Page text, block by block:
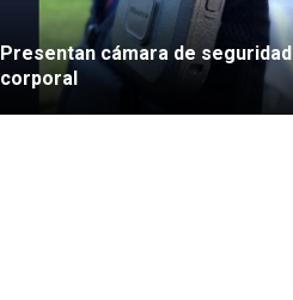
Presentan cámara de seguridad
corporal